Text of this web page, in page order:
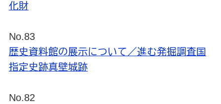
化財
No.83
歴史資料館の展示について／進む発掘調査国
指定史跡真壁城跡
No.82